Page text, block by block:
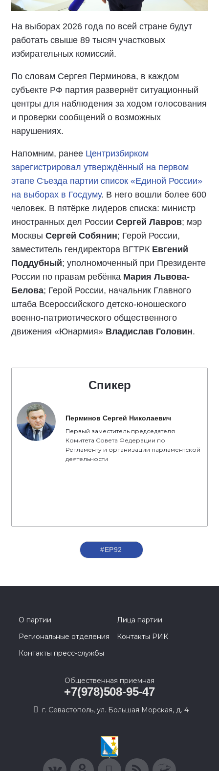
На выборах 2026 года по всей стране будут
работать свыше 89 тысяч участковых
избирательных комиссий.
По словам Сергея Перминова, в каждом
субъекте РФ партия развернёт ситуационный
центры для наблюдения за ходом голосования
и проверки сообщений о возможных
нарушениях.
Напомним, ранее Центризбирком
зарегистрировал утверждённый на первом
этапе Съезда партии список «Единой России»
на выборах в Госдуму. В него вошли более 600
человек. В пятёрке лидеров списка: министр
иностранных дел России Сергей Лавров; мэр
Москвы Сергей Собянин; Герой России,
заместитель гендиректора ВГТРК Евгений
Поддубный; уполномоченный при Президенте
России по правам ребёнка Мария Львова-
Белова; Герой России, начальник Главного
штаба Всероссийского детско-юношеского
военно-патриотического общественного
движения «Юнармия» Владислав Головин.
Спикер
Перминов Сергей Николаевич
Первый заместитель председателя
Комитета Совета Федерации по
Регламенту и организации парламентской
деятельности
#ЕР92
О партии
Лица партии
Региональные отделения
Контакты РИК
Контакты пресс-службы
Общественная приемная
+7(978)508-95-47
г. Севастополь, ул. Большая Морская, д. 4